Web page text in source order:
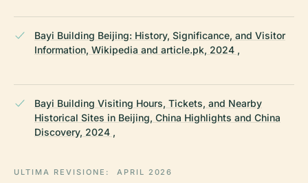
Bayi Building Beijing: History, Significance, and Visitor
Information, Wikipedia and article.pk, 2024 ,
Bayi Building Visiting Hours, Tickets, and Nearby
Historical Sites in Beijing, China Highlights and China
Discovery, 2024 ,
ULTIMA REVISIONE: APRIL 2026